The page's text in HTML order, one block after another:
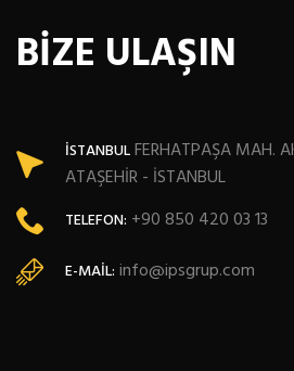
BİZE ULAŞIN
İSTANBULFERHATPAŞA MAH.
ATAŞEHİR - İSTANBUL
TELEFON: +90 850 420 03 13
E-MAIL: info@ipsgrup.com